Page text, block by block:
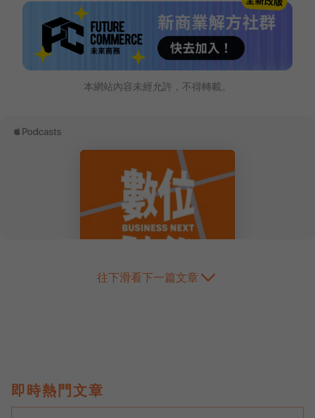
本網站內容未經允許，不得轉載。
往下滑看下一篇文章
即時熱門文章